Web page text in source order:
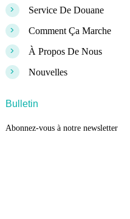
> Service De Douane
> Comment Ça Marche
> À Propos De Nous
> Nouvelles
Bulletin
Abonnez-vous à notre newsletter